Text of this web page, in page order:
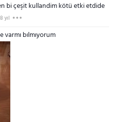
bi çeşit kullandim kötü etki etdide
8 yıl
bılmıyorum